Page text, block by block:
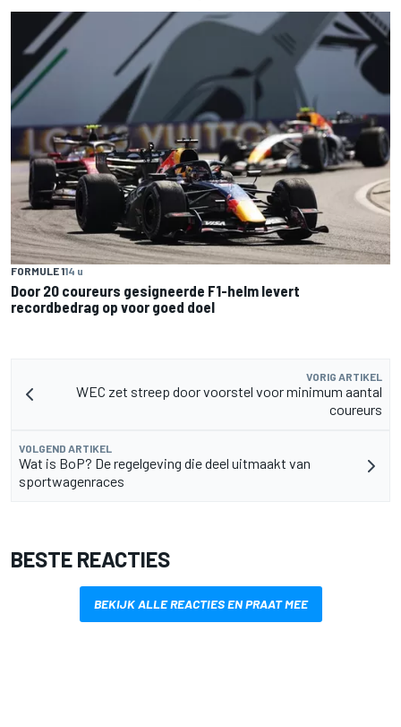
FORMULE 114 u
Door 20 coureurs gesigneerde F1-helm levert
recordbedrag op voor goed doel
VORIG ARTIKEL
WEC zet streep door voorstel voor minimum aantal
coureurs
VOLGEND ARTIKEL
Wat is BoP? De regelgeving die deel uitmaakt van
sportwagenraces
BESTE REACTIES
BEKIJK ALLE REACTIES EN PRAAT MEE